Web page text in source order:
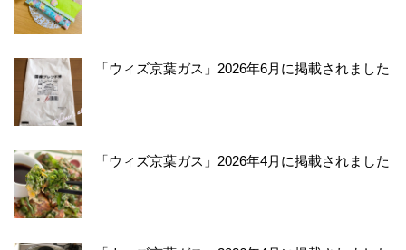
「ウィズ京葉ガス」2026年6月に掲載されました
「ウィズ京葉ガス」2026年4月に掲載されました